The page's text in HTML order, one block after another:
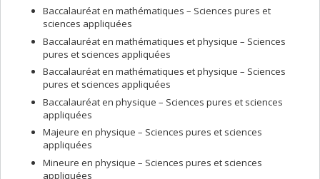
Baccalauréat en mathématiques – Sciences pures et
sciences appliquées
Baccalauréat en mathématiques et physique – Sciences
pures et sciences appliquées
Baccalauréat en mathématiques et physique – Sciences
pures et sciences appliquées
Baccalauréat en physique – Sciences pures et sciences
appliquées
Majeure en physique – Sciences pures et sciences
appliquées
Mineure en physique – Sciences pures et sciences
appliquées